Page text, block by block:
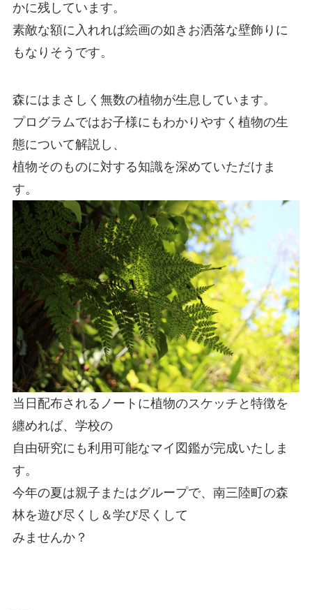
かに残しています。
素敵な額に入れれば絵画の如きお洒落な壁飾りに
もなりそうです。
森にはまさしく無数の植物が生息しています。
プログラムではお子様にもわかりやすく植物の生
態について解説し、
植物そのものに対する知識を深めていただけま
す。
当日配布されるノートに植物のスケッチと特徴を
纏めれば、学校の
自由研究にも利用可能なマイ図鑑が完成いたしま
す。
今年の夏は親子またはグループで、南三陸町の森
林を遊び尽くし＆学び尽くして
みませんか？